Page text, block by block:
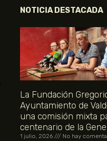
NOTICIA DESTACADA
La Fundación
Ayuntamiento de
una comisión mixta
centenario de la
1 julio, 2026 No hay